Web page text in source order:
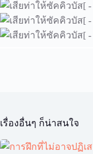
เรื่องอื่นๆ ก็น่าสนใจ